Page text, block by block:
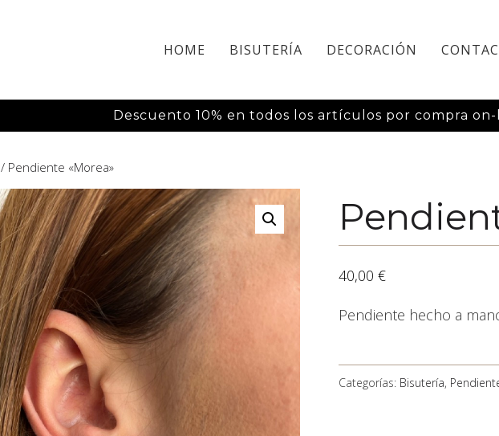
HOME BISUTERÍA DECORACIÓN
Descuento 10% en todos los artículos por compra
/ Pendiente «Morea»
40,00 €
Pendiente hecho a
Categorías: Bisutería,